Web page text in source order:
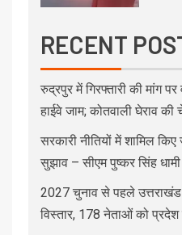
RECENT
रुद्रपुर में गिरफ्तारी की मांग
हाईवे जाम; कोतवाली घेराव की
सरकारी नीतियों में शामिल
सुझाव – सीएम पुष्कर सिंह धामी
2027 चुनाव से पहले
विस्तार, 178 नेताओं को प्रदेश